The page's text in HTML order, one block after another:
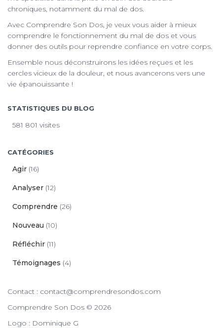
chroniques, notamment du mal de dos.
Avec Comprendre Son Dos, je veux vous aider à mieux
comprendre le fonctionnement du mal de dos et vous
donner des outils pour reprendre confiance en votre corps.
Ensemble nous déconstruirons les idées reçues et les
cercles vicieux de la douleur, et nous avancerons vers une
vie épanouissante !
STATISTIQUES DU BLOG
581 801 visites
CATÉGORIES
Agir (16)
Analyser (12)
Comprendre (26)
Nouveau (10)
Réfléchir (11)
Témoignages (4)
Contact : contact@comprendresondos.com
Comprendre Son Dos © 2026
Logo : Dominique G